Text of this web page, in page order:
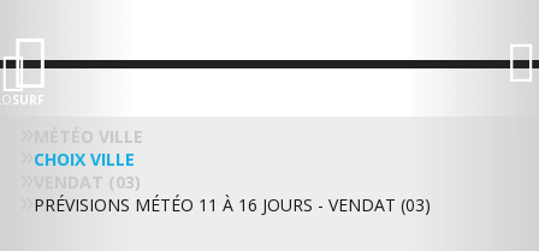
SURF
MÉTÉO VILLE
CHOIX VILLE
VENDAT (03)
PRÉVISIONS MÉTÉO 11 À 16 JOURS - VENDAT (03)